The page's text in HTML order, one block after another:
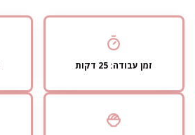
זמן עבודה: 25 דקות